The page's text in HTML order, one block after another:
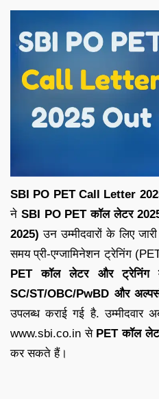
SBI PO PET Call Letter
ने SBI PO PET कॉल लेटर
2025) उन उम्मीदवारों के लिए
समय प्री-एग्जामिनेशन ट्रेनिंग
PET कॉल लेटर और ट्रेनिंग
SC/ST/OBC/PwBD और
उपलब्ध कराई गई है. उम्मीदवार
www.sbi.co.in से PET कॉल
कर सकते हैं।